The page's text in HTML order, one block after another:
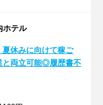
テル
夏休みに向けて稼ご
と両立可能◎履歴書不